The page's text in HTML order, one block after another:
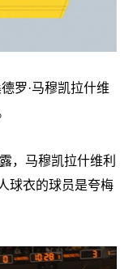
罗·马穆凯拉什维
，马穆凯拉什维利
球衣的球员是夸梅